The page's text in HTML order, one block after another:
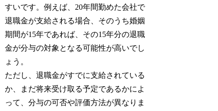
すいです。例えば、20年間勤めた会社で
退職金が支給される場合、そのうち婚姻
期間が15年であれば、その15年分の退職
金が分与の対象となる可能性が高いでし
ょう。
ただし、退職金がすでに支給されている
か、まだ将来受け取る予定であるかによ
って、分与の可否や評価方法が異なりま